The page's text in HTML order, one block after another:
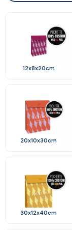
12x8x20cm
20x10x30cm
30x12x40cm